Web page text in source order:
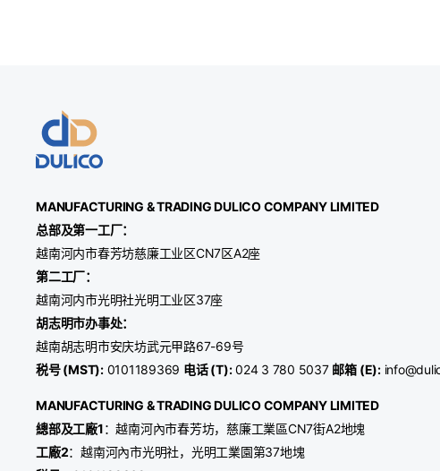
MANUFACTURING & TRADINGDULICOCOMPANY LIMITED
总部及第一工厂：
越南河内市春芳坊慈廉工业区CN7区A2座
第二工厂：
越南河内市光明社光明工业区37座
胡志明市办事处：
越南胡志明市安庆坊武元甲路67-69号
税号 (MST):0101189369 电话 (T):024 3 780 5037 邮箱 (E):
MANUFACTURING & TRADINGDULICOCOMPANY LIMITED
總部及工廠1：越南河內市春芳坊，慈廉工業區CN7街A2地塊
工廠2：越南河內市光明社，光明工業園第37地塊